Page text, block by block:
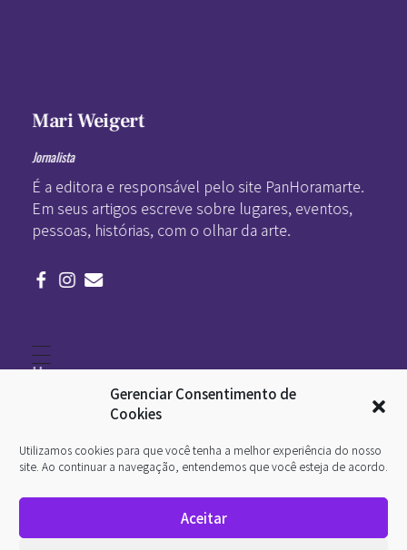
Gerenciar Consentimento de
Cookies
Utilizamos cookies para que você tenha a melhor experiência do nosso
site. Ao continuar a navegação, entendemos que você esteja de acordo.
Aceitar
Mari Weigert
Jornalista
É a editora e responsável pelo site PanHoramarte.
Em seus artigos escreve sobre lugares, eventos,
pessoas, histórias, com o olhar da arte.
Home
Arte
O que é arte
InternetArt
Quem somos